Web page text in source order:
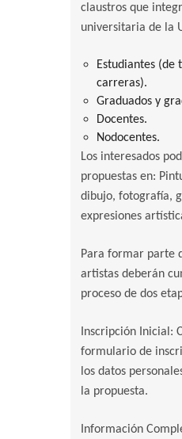
claustros que
universitaria de la
Estudiantes (de
carreras).
Graduados y
Docentes.
Nodocentes.
Los interesados
propuestas en:
dibujo, fotografía,
expresiones
Para formar parte
artistas deberán
proceso de dos
Inscripción Inicial:
formulario de
los datos
la propuesta.
Información